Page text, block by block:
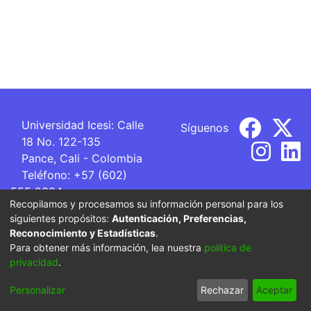
Universidad Icesi: Calle
18 No. 122-135
Pance, Cali - Colombia
Teléfono: +57 (602)
555 2334
ventanillaunica@icesi.edu.co
Síguenos
La Universidad Icesi es una Institución de Educación
Superior que se encuentra sujeta a inspección y vigilancia
End User Agreement
Recopilamos y procesamos su información personal para los
siguientes propósitos: Autenticación, Preferencias,
Reconocimiento y Estadísticas.
Para obtener más información, lea nuestra política de
privacidad.
Personalizar Rechazar Aceptar